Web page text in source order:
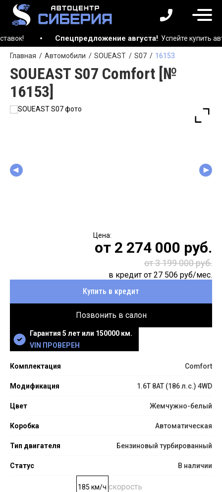
Спецпредложение августа!Успейте купить
Главная Автомобили SOUEAST S07 16153
SOUEAST S07 Comfort [№
16153]
Гарантия 5 лет или 150000 км.
VIN ПРОВЕРЕН
Комплектация Comfort
Модификация 1.6T 8AT (186 л.с.) 4WD
Цвет Жемчужно-белый
Коробка Автоматическая
Тип двигателя Бензиновый турбированный
Статус В наличии
185 км/ч скорость
от 2 274 000 руб.
от 3 199 000 руб.
в кредит от 27 506 руб/мес.
Купить в кредит
Позвонить в салон